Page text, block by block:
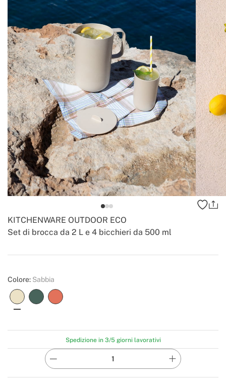
Set di brocca da 2 L e 4 bicchieri da 500 ml
KITCHENWARE OUTDOOR ECO
Create
Colore: Sabbia
Spedizione in 3/5 giorni lavorativi